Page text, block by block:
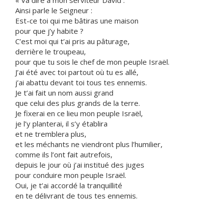
Ainsi parle le Seigneur :
Est-ce toi qui me bâtiras une maison
pour que j’y habite ?
C’est moi qui t’ai pris au pâturage,
derrière le troupeau,
pour que tu sois le chef de mon peuple Israël.
J’ai été avec toi partout où tu es allé,
j’ai abattu devant toi tous tes ennemis.
Je t’ai fait un nom aussi grand
que celui des plus grands de la terre.
Je fixerai en ce lieu mon peuple Israël,
je l’y planterai, il s’y établira
et ne tremblera plus,
et les méchants ne viendront plus l’humilier,
comme ils l’ont fait autrefois,
depuis le jour où j’ai institué des juges
pour conduire mon peuple Israël.
Oui, je t’ai accordé la tranquillité
en te délivrant de tous tes ennemis.